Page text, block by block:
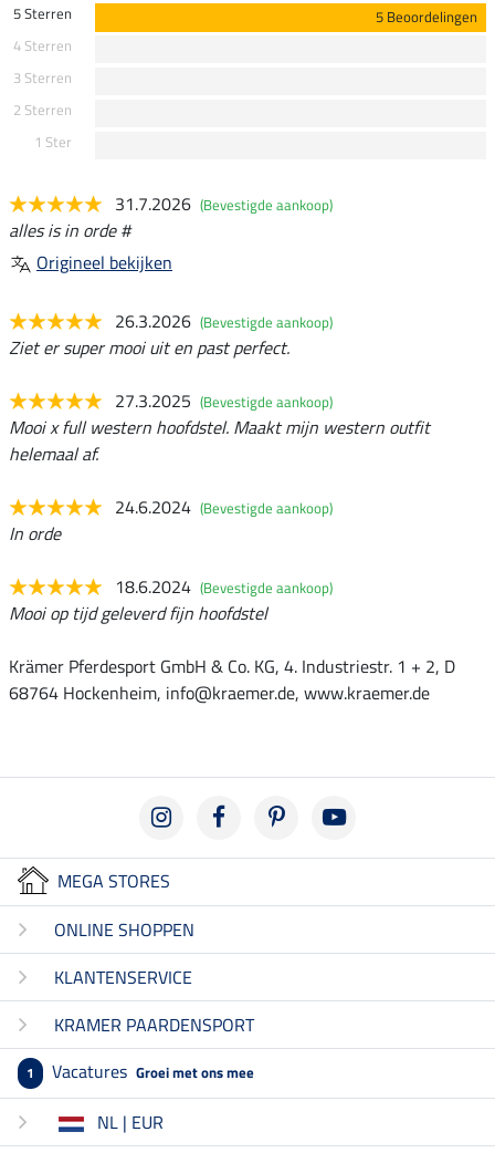
5 Sterren
5 Beoordelingen
4 Sterren
3 Sterren
2 Sterren
1 Ster
31.7.2026 (Bevestigde aankoop)
alles is in orde #
Origineel bekijken
26.3.2026 (Bevestigde aankoop)
Ziet er super mooi uit en past perfect.
27.3.2025 (Bevestigde aankoop)
Mooi x full western hoofdstel. Maakt mijn western outfit
helemaal af.
24.6.2024 (Bevestigde aankoop)
In orde
18.6.2024 (Bevestigde aankoop)
Mooi op tijd geleverd fijn hoofdstel
Krämer Pferdesport GmbH & Co. KG, 4. Industriestr. 1 + 2, D
68764 Hockenheim, info@kraemer.de, www.kraemer.de
MEGA STORES
ONLINE SHOPPEN
KLANTENSERVICE
KRAMER PAARDENSPORT
1 Vacatures Groei met ons mee
NL | EUR